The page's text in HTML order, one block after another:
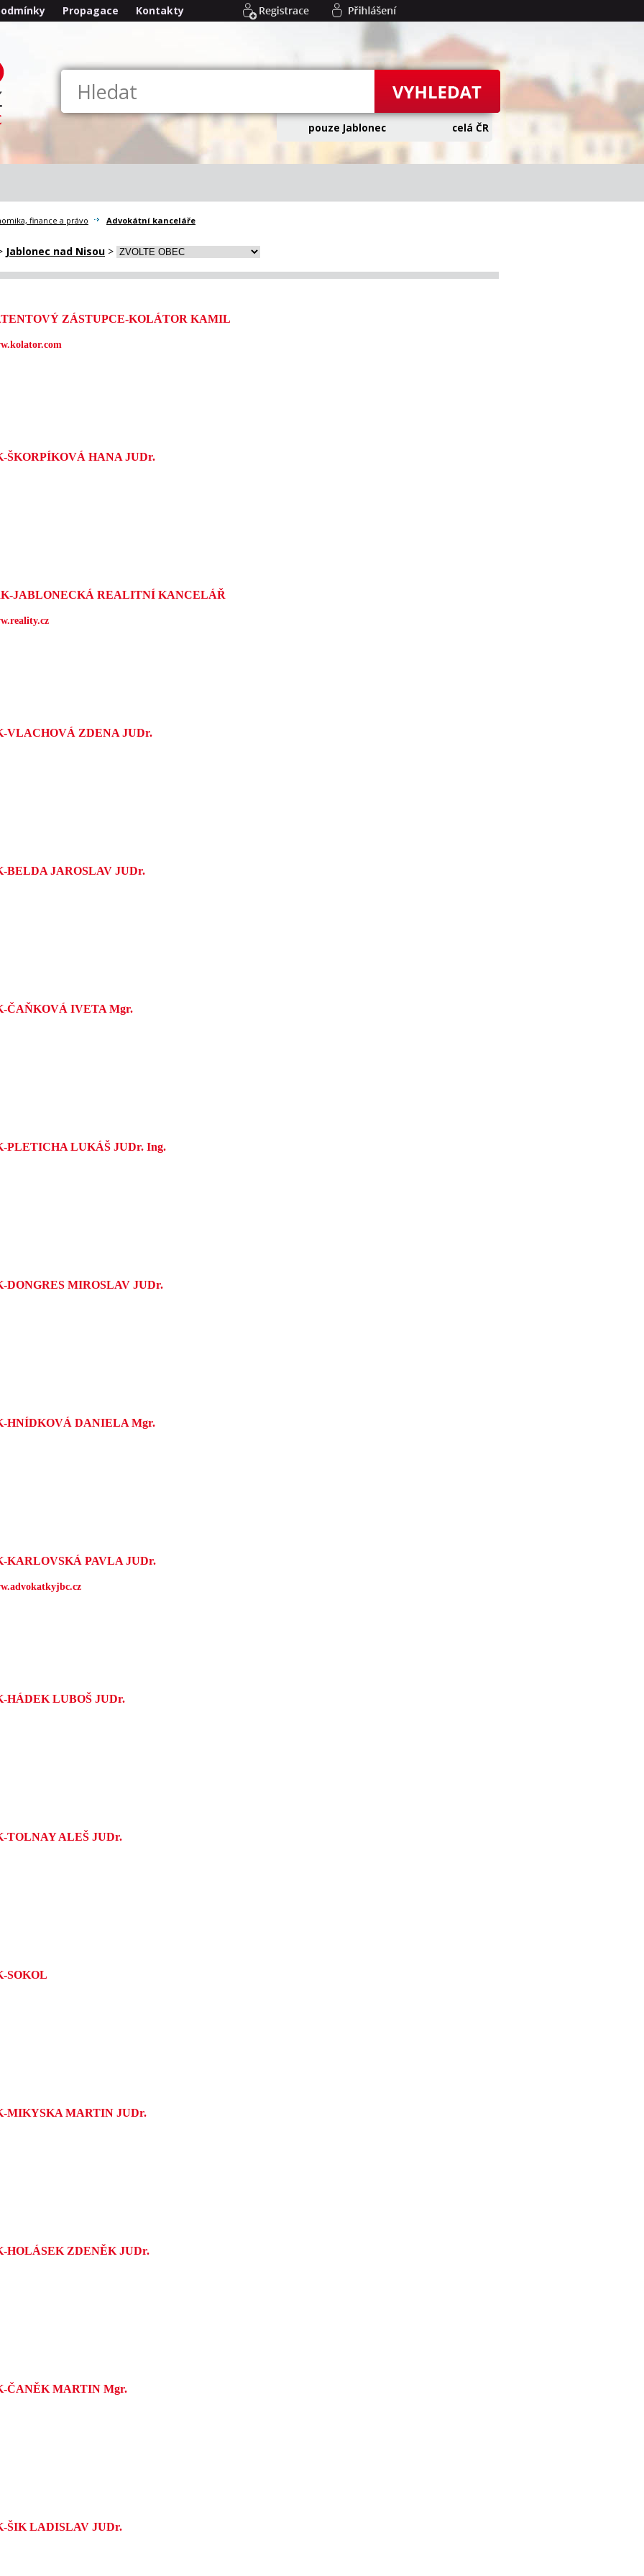
Propagace Kontakty
pouze Jablonec celá ČR
finance a právo Advokátní kanceláře
Jablonec nad Nisou >
ZÁSTUPCE-KOLÁTOR KAMIL
ŠKORPÍKOVÁ HANA JUDr.
JABLONECKÁ REALITNÍ KANCELÁŘ
VLACHOVÁ ZDENA JUDr.
BELDA JAROSLAV JUDr.
ČAŇKOVÁ IVETA Mgr.
PLETICHA LUKÁŠ JUDr. Ing.
DONGRES MIROSLAV JUDr.
HNÍDKOVÁ DANIELA Mgr.
KARLOVSKÁ PAVLA JUDr.
HÁDEK LUBOŠ JUDr.
TOLNAY ALEŠ JUDr.
SOKOL
MIKYSKA MARTIN JUDr.
HOLÁSEK ZDENĚK JUDr.
ČANĚK MARTIN Mgr.
ŠIK LADISLAV JUDr.